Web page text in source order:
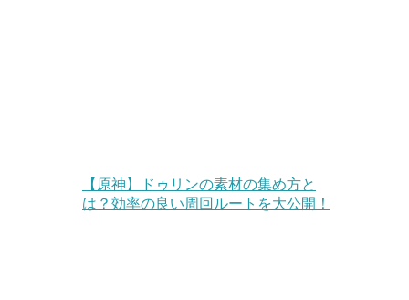
【原神】ドゥリンの素材の集め方と
は？効率の良い周回ルートを大公開！